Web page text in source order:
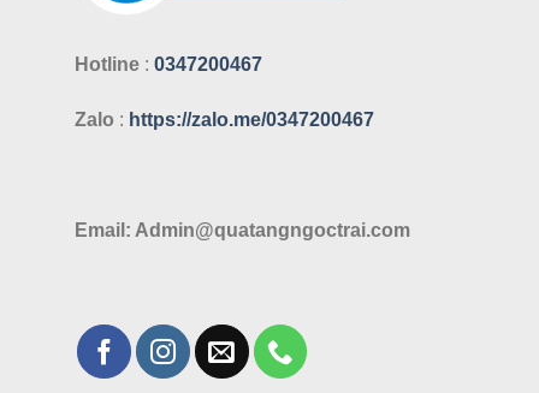
Hotline : 0347200467
Zalo : https://zalo.me/0347200467
Email: Admin@quatangngoctrai.com